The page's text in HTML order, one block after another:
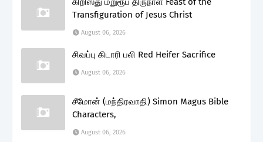
Transfiguration of Jesus Christ
August 06, 2026
சிவப்பு கிடாரி பலி Red Heifer Sacrifice
August 06, 2026
சீமோன் (மந்திரவாதி) Simon Magus Bible
Characters,
August 06, 2026